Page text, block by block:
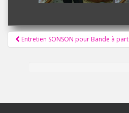
Pagination
d'article
Entretien SONSON pour Bande à part